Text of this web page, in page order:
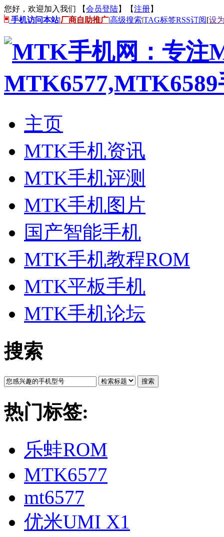
您好，欢迎加入我们 【会员登陆】【注册】
手机访问本站|厂商自助推广|高级搜索|TAG标签RSS订阅[设
主页
MTK手机资讯
MTK手机评测
MTK手机图片
国产智能手机
MTK手机教程ROM
MTK平板手机
MTK手机论坛
搜索
搜索
热门标签:
乐蛙ROM
MTK6577
mt6577
优米UMI X1